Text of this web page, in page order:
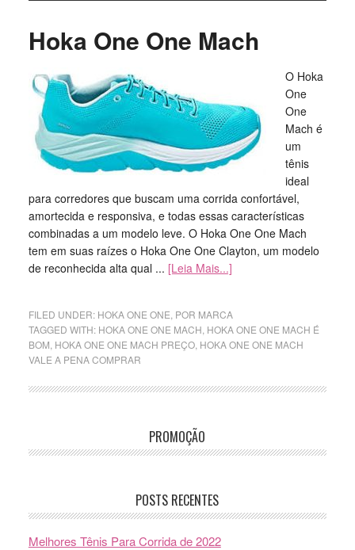
Hoka One One Mach
O Hoka
One
One
Mach é
um
tênis
ideal
para corredores que buscam uma corrida confortável,
amortecida e responsiva, e todas essas características
combinadas a um modelo leve. O Hoka One One Mach
tem em suas raízes o Hoka One One Clayton, um modelo
de reconhecida alta qual ... [Leia Mais...]
FILED UNDER: HOKA ONE ONE POR MARCA
TAGGED WITH: HOKA ONE ONE MACH HOKA ONE ONE MACH É
BOM HOKA ONE ONE MACH PREÇO, HOKA ONE ONE MACH
VALE A PENA COMPRAR
PROMOÇÃO
POSTS RECENTES
Melhores Tênis Para Corrida de 2022